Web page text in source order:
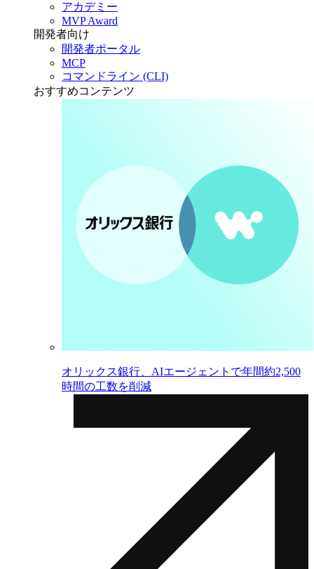
アカデミー
MVP Award
開発者向け
開発者ポータル
MCP
コマンドライン (CLI)
おすすめコンテンツ
オリックス銀行、AIエージェントで年間約2,500
時間の工数を削減